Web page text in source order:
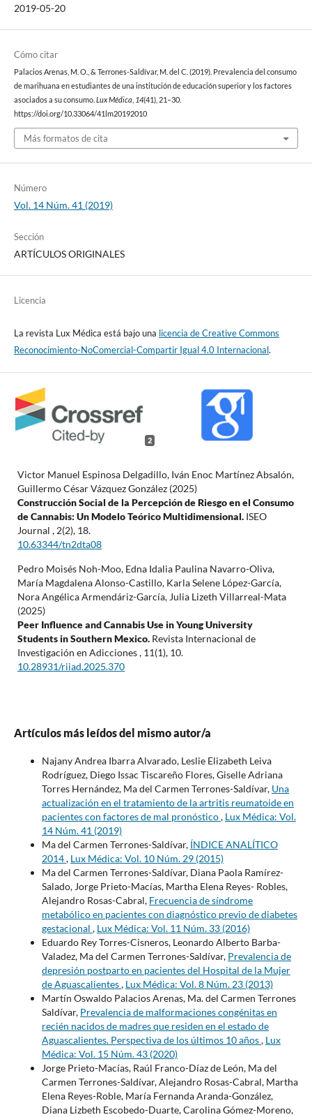
2019-05-20
Cómo citar
Palacios Arenas, M. O., & Terrones-Saldívar, M. del C. (2019). Prevalencia del consumo
de marihuana en estudiantes de una institución de educación superior y los factores
asociados a su consumo. Lux Médica 14(41), 21–30.
https://doi.org/10.33064/41lm20192010
Más formatos de cita
Número
Vol. 14 Núm. 41 (2019)
Sección
ARTÍCULOS ORIGINALES
Licencia
La revista Lux Médica está bajo una licencia de Creative Commons
Reconocimiento-NoComercial-Compartir Igual 4.0 Internacional.
2
Victor Manuel Espinosa Delgadillo, Iván Enoc Martínez Absalón,
Guillermo César Vázquez González (2025)
Construcción Social de la Percepción de Riesgo en el Consumo
de Cannabis: Un Modelo Teórico Multidimensional. ISEO
Journal , 2(2), 18.
10.63344/tn2dta08
Pedro Moisés Noh-Moo, Edna Idalia Paulina Navarro-Oliva,
María Magdalena Alonso-Castillo, Karla Selene López-García,
Nora Angélica Armendáriz-García, Julia Lizeth Villarreal-Mata
(2025)
Peer Influence and Cannabis Use in Young University
Students in Southern Mexico. Revista Internacional de
Investigación en Adicciones , 11(1), 10.
10.28931/riiad.2025.370
Artículos más leídos del mismo autor/a
Najany Andrea Ibarra Alvarado, Leslie Elizabeth Leiva
Rodríguez, Diego Issac Tiscareño Flores, Giselle Adriana
Torres Hernández, Ma del Carmen Terrones-Saldívar, Una
actualización en el tratamiento de la artritis reumatoide en
pacientes con factores de mal pronóstico, Lux Médica: Vol.
14 Núm. 41 (2019)
Ma del Carmen Terrones-Saldívar, ÍNDICE ANALÍTICO
2014, Lux Médica: Vol. 10 Núm. 29 (2015)
Ma del Carmen Terrones-Saldívar, Diana Paola Ramírez-
Salado, Jorge Prieto-Macías, Martha Elena Reyes- Robles,
Alejandro Rosas-Cabral, Frecuencia de síndrome
metabólico en pacientes con diagnóstico previo de diabetes
gestacional , Lux Médica: Vol. 11 Núm. 33 (2016)
Eduardo Rey Torres-Cisneros, Leonardo Alberto Barba-
Valadez, Ma del Carmen Terrones-Saldívar, Prevalencia de
depresión postparto en pacientes del Hospital de la Mujer
de Aguascalientes, Lux Médica: Vol. 8 Núm. 23 (2013)
Martín Oswaldo Palacios Arenas, Ma. del Carmen Terrones
Saldívar, Prevalencia de malformaciones congénitas en
recién nacidos de madres que residen en el estado de
Aguascalientes. Perspectiva de los últimos 10 años, Lux
Médica: Vol. 15 Núm. 43 (2020)
Jorge Prieto-Macías, Raúl Franco-Díaz de León, Ma del
Carmen Terrones-Saldívar, Alejandro Rosas-Cabral, Martha
Elena Reyes-Roble, María Fernanda Aranda-González,
Diana Lizbeth Escobedo-Duarte, Carolina Gómez-Moreno,